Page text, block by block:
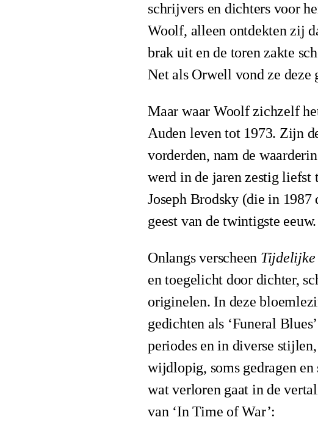
schrijvers en dichters voor
Woolf, alleen ontdekten zij
brak uit en de toren zakte
Net als Orwell vond ze deze
Maar waar Woolf zichzelf
Auden leven tot 1973. Zijn
vorderden, nam de
werd in de jaren zestig liefst
Joseph Brodsky (die in
geest van de twintigste eeuw.
Onlangs verscheen Tijdelijke
en toegelicht door dichter,
originelen. In deze
gedichten als ‘Funeral
periodes en in diverse
wijdlopig, soms gedragen
wat verloren gaat in de
van ‘In Time of War’: